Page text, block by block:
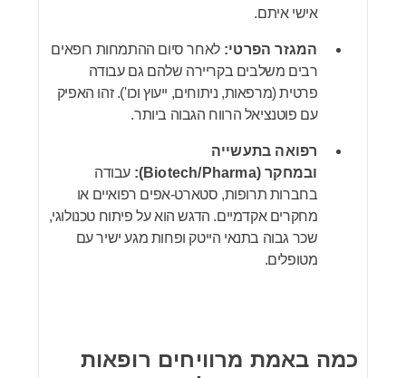
אישי איתם.
המגזר הפרטי:לאחר סיום ההתמחות רופאים
רבים משלבים בקריירה שלהם גם עבודה
פרטית (מרפאות, ניתוחים, ייעוץ וכו'). זהו האפיק
עם פוטנציאל הרווח הגבוה ביותר.
רפואה בתעשייה
ובמחקר (Biotech/Pharma):
עבודה
בחברות תרופות, סטארט-אפים רפואיים או
מחקרים אקדמיים. הדגש הוא על פיתוח טכנולוגי,
שכר גבוה בתנאי הייטק ופחות מגע ישיר עם
מטופלים.
כמה באמת מרוויחים רופאות